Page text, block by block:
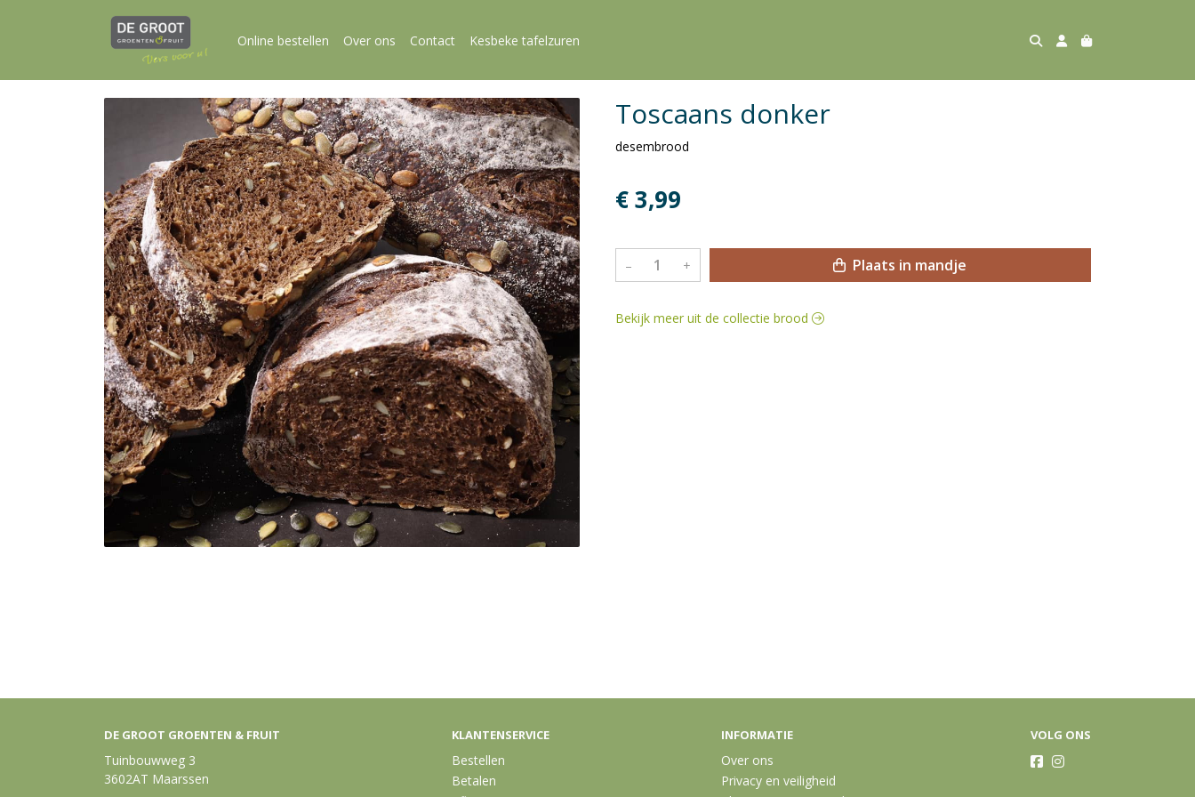
Online bestellen Over ons Contact Kesbeke tafelzuren
Toscaans donker
desembrood
€ 3,99
– + Plaats in mandje
Bekijk meer uit de collectie brood
DE GROOT GROENTEN & FRUIT
Tuinbouwweg 3
3602AT Maarssen
KLANTENSERVICE
Bestellen
Betalen
INFORMATIE
Over ons
Privacy en veiligheid
VOLG ONS